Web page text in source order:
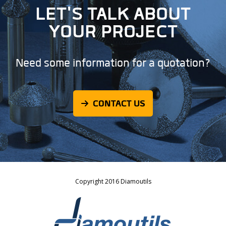
LET'S TALK ABOUT
YOUR PROJECT
Need some information for a quotation?
CONTACT US
Copyright 2016 Diamoutils